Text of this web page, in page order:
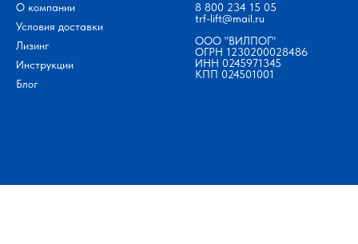
О компании
Условия доставки
Лизинг
Инструкции
Блог
8 800 234 15 05
trf-lift@mail.ru
ООО "ВИЛПОГ"
ОГРН 1230200028486
ИНН 0245971345
КПП 024501001